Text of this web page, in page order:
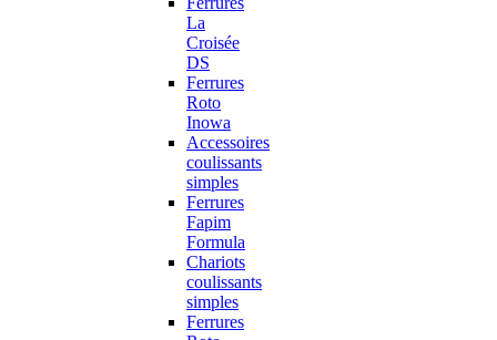
La
Croisée
DS
Ferrures
Roto
Inowa
Accessoires
coulissants
simples
Ferrures
Fapim
Formula
Chariots
coulissants
simples
Ferrures